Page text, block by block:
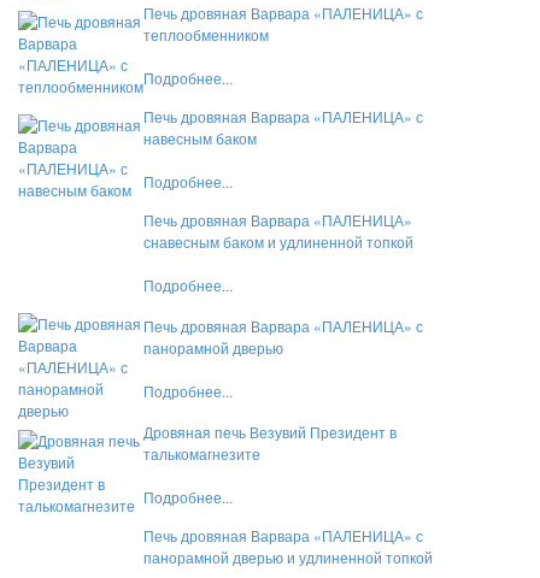
Печь дровяная Варвара «ПАЛЕНИЦА» с
теплообменником
Подробнее...
Печь дровяная Варвара «ПАЛЕНИЦА» с
навесным баком
Подробнее...
Печь дровяная Варвара «ПАЛЕНИЦА»
снавесным баком и удлиненной топкой
Подробнее...
Печь дровяная Варвара «ПАЛЕНИЦА» с
панорамной дверью
Подробнее...
Дровяная печь Везувий Президент в
талькомагнезите
Подробнее...
Печь дровяная Варвара «ПАЛЕНИЦА» с
панорамной дверью и удлиненной топкой